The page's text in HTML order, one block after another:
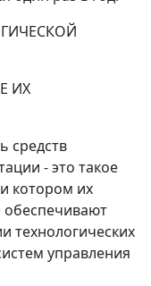
ИХ
средств
- это такое
котором их
обеспечивают
технологических
управления